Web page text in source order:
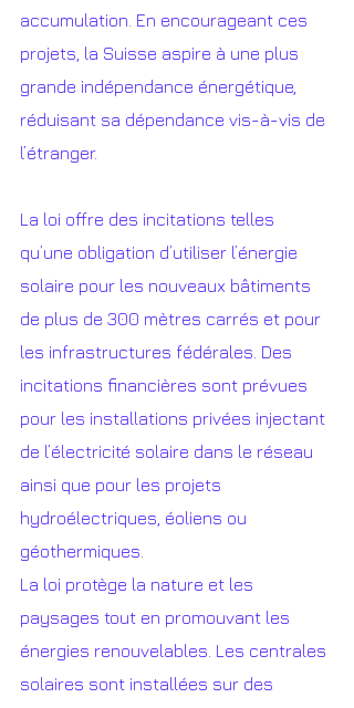
accumulation. En encourageant ces
projets, la Suisse aspire à une plus
grande indépendance énergétique,
réduisant sa dépendance vis-à-vis de
l’étranger.
La loi offre des incitations telles
qu’une obligation d’utiliser l’énergie
solaire pour les nouveaux bâtiments
de plus de 300 mètres carrés et pour
les infrastructures fédérales. Des
incitations financières sont prévues
pour les installations privées injectant
de l’électricité solaire dans le réseau
ainsi que pour les projets
hydroélectriques, éoliens ou
géothermiques.
La loi protège la nature et les
paysages tout en promouvant les
énergies renouvelables. Les centrales
solaires sont installées sur des